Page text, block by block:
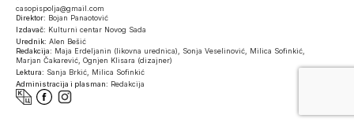
casopispolja@gmail.com
Direktor: Bojan Panaotović
Izdavač: Kulturni centar Novog Sada
Urednik: Alen Bešić
Redakcija: Maja Erdeljanin (likovna urednica), Sonja Veselinović, Milica Sofinkić,
Marjan Čakarević, Ognjen Klisara (dizajner)
Lektura: Sanja Brkić, Milica Sofinkić
Administracija i plasman: Redakcija